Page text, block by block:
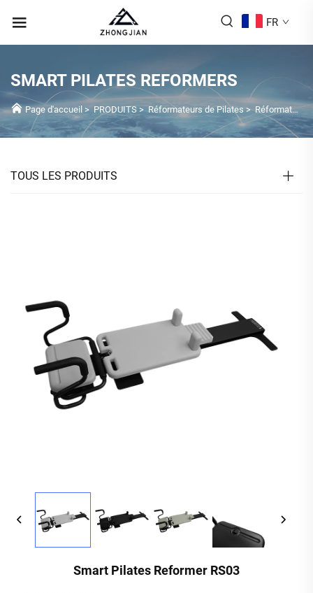
FR
SMART PILATES REFORMERS
Page d'accueil >PRODUITS>Réformateurs de Pilates>Réformateurs Pilates intelligents
TOUS LES PRODUITS
Smart Pilates Reformer RS03